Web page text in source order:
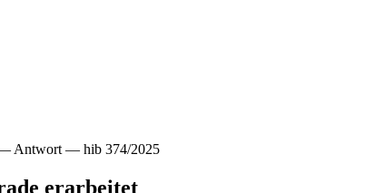
— Antwort — hib 374/2025
erarbeitet